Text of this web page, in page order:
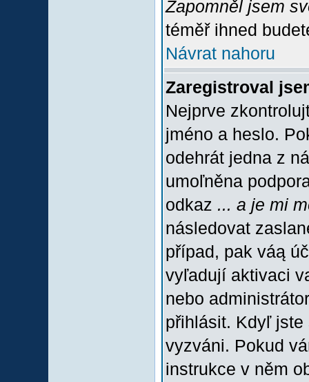
Zapomněl jsem
téměř ihned
Návrat nahoru
Zaregistroval
Nejprve
jméno a heslo.
odehrát jedna z
umoľněna
odkaz ... a je mi
následovat
případ, pak váą
vyľadují aktivaci
nebo
přihlásit. Kdyľ
vyzváni. Pokud
instrukce v něm